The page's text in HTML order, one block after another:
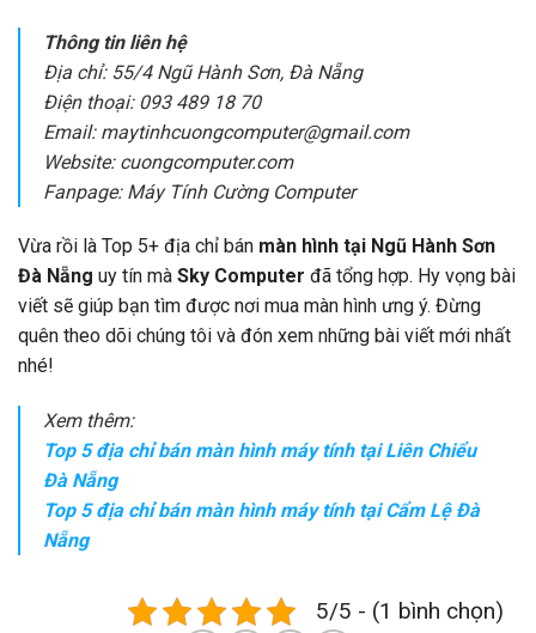
Thông tin liên hệ
Địa chỉ: 55/4 Ngũ Hành Sơn, Đà Nẵng
Điện thoại: 093 489 18 70
Email: maytinhcuongcomputer@gmail.com
Website: cuongcomputer.com
Fanpage: Máy Tính Cường Computer
Vừa rồi là Top 5+ địa chỉ bán màn hình tại Ngũ Hành Sơn
Đà Nẵng uy tín mà Sky Computer đã tổng hợp. Hy vọng bài
viết sẽ giúp bạn tìm được nơi mua màn hình ưng ý. Đừng
quên theo dõi chúng tôi và đón xem những bài viết mới nhất
nhé!
Xem thêm:
Top 5 địa chỉ bán màn hình máy tính tại Liên Chiểu
Đà Nẵng
Top 5 địa chỉ bán màn hình máy tính tại Cẩm Lệ Đà
Nẵng
5/5 - (1 bình chọn)